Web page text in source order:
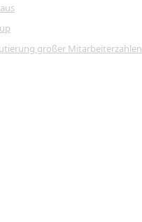
großer Mitarbeiterzahlen